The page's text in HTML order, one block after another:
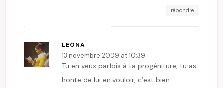
répondre
LEONA
13 novembre 2009 at 10:39
Tu en veux parfois à ta progéniture, tu as
honte de lui en vouloir, c’est bien